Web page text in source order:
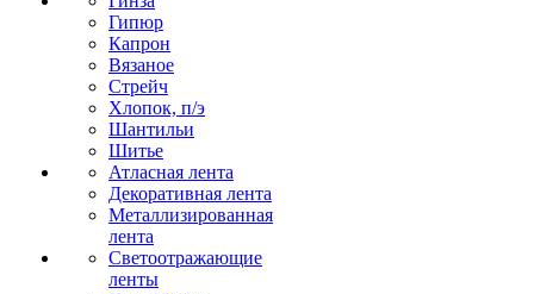
Гипюр
Капрон
Вязаное
Стрейч
Хлопок, п/э
Шантильи
Шитье
Атласная лента
Декоративная лента
Металлизированная
лента
Светоотражающие
ленты